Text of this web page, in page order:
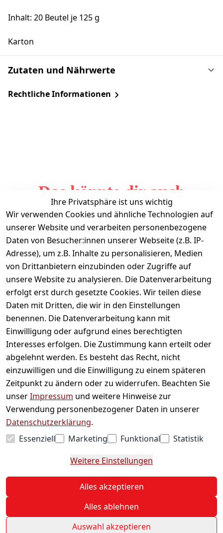
Inhalt: 20 Beutel je 125 g
Karton
Zutaten und Nährwerte
Rechtliche Informationen
Das könnte dir auch
gefallen
Ihre Privatsphäre ist uns wichtig
Wir verwenden Cookies und ähnliche Technologien auf
unserer Website und verarbeiten personenbezogene
Daten von Besucher:innen unserer Webseite (z.B. IP-
Adresse), um z.B. Inhalte zu personalisieren, Medien
von Drittanbietern einzubinden oder Zugriffe auf
unsere Website zu analysieren. Die Datenverarbeitung
erfolgt erst durch gesetzte Cookies. Wir teilen diese
Daten mit Dritten, die wir in den Einstellungen
benennen. Die Datenverarbeitung kann mit
Einwilligung oder aufgrund eines berechtigten
Interesses erfolgen. Die Zustimmung kann erteilt oder
abgelehnt werden. Es besteht das Recht, nicht
einzuwilligen und die Einwilligung zu einem späteren
Zeitpunkt zu ändern oder zu widerrufen. Beachten Sie
unserImpressum und weitere Hinweise zur
Verwendung personenbezogener Daten in unserer
Datenschutzerklärung.
Essenziell
Marketing Funktional
Statistik
Weitere Einstellungen
Alles akzeptieren
Alles ablehnen
Auswahl akzeptieren
Informationen
Mein Konto
Vertrag widerrufen
Unternehmen
Zahlarten
© 2026 Sweets Online